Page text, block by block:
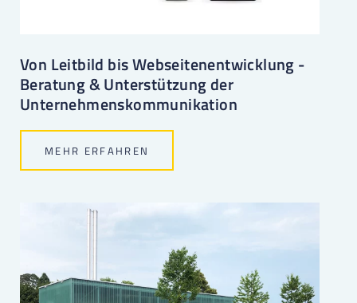
Von Leitbild bis Webseitenentwicklung -
Beratung & Unterstützung der
Unternehmenskommunikation
MEHR ERFAHREN